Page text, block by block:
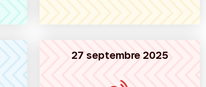
27 septembre 2025